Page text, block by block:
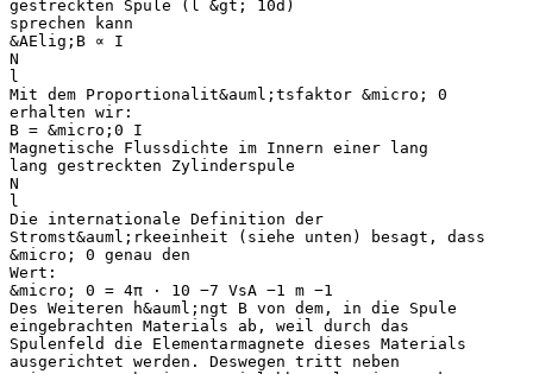
gestreckten Spule (l &gt; 10d)
sprechen kann
&AElig;B ∝ I
N
l
Mit dem Proportionalit&auml;tsfaktor &micro; 0
erhalten wir:
B = &micro;0 I
Magnetische Flussdichte im Innern einer lang
lang gestreckten Zylinderspule
N
l
Die internationale Definition der
Stromst&auml;rkeeinheit (siehe unten) besagt, dass
&micro; 0 genau den
Wert:
&micro; 0 = 4π ⋅ 10 −7 VsA −1 m −1
Des Weiteren h&auml;ngt B von dem, in die Spule
eingebrachten Materials ab, weil durch das
Spulenfeld die Elementarmagnete dieses Materials
ausgerichtet werden. Deswegen tritt neben